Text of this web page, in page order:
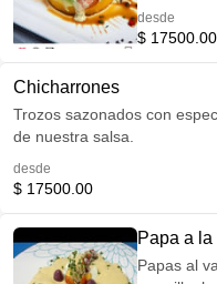
desde
$ 17500.00
Chicharrones
Trozos sazonados con
de nuestra salsa.
desde
$ 17500.00
Papa a
Papas al